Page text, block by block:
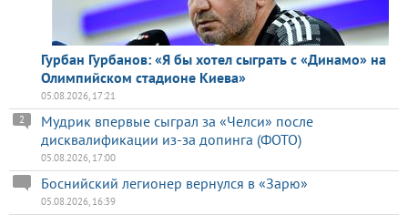
Гурбан Гурбанов: «Я бы хотел сыграть с «Динамо» на
Олимпийском стадионе Киева»
05.08.2026, 17:21
Мудрик впервые сыграл за «Челси» после
дисквалификации из-за допинга (ФОТО)
2
05.08.2026, 17:00
Боснийский легионер вернулся в «Зарю»
05.08.2026, 16:39